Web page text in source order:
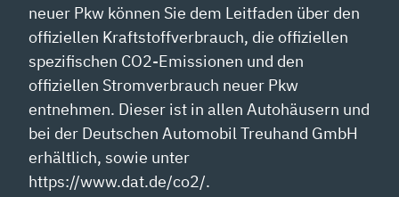
neuer Pkw können Sie dem Leitfaden über den
offiziellen Kraftstoffverbrauch, die offiziellen
spezifischen CO2-Emissionen und den
offiziellen Stromverbrauch neuer Pkw
entnehmen. Dieser ist in allen Autohäusern und
bei der Deutschen Automobil Treuhand GmbH
erhältlich, sowie unter
https://www.dat.de/co2/.